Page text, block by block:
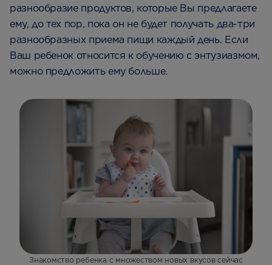
разнообразие продуктов, которые Вы предлагаете
ему, до тех пор, пока он не будет получать два-три
разнообразных приема пищи каждый день. Если
Ваш ребенок относится к обучению с энтузиазмом,
можно предложить ему больше.
Знакомство ребенка с множеством новых вкусов сейчас